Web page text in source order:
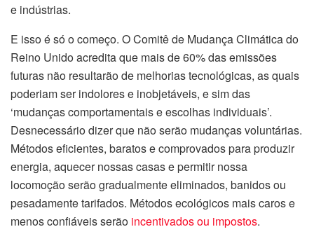
e indústrias.
E isso é só o começo. O Comitê de Mudança Climática do
Reino Unido acredita que mais de 60% das emissões
futuras não resultarão de melhorias tecnológicas, as quais
poderiam ser indolores e inobjetáveis, e sim das
‘mudanças comportamentais e escolhas individuais’.
Desnecessário dizer que não serão mudanças voluntárias.
Métodos eficientes, baratos e comprovados para produzir
energia, aquecer nossas casas e permitir nossa
locomoção serão gradualmente eliminados, banidos ou
pesadamente tarifados. Métodos ecológicos mais caros e
menos confiáveis serão incentivados ou impostos.